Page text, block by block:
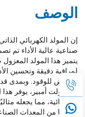
الوصف
إن المولد الكهربائي
صناعية عالية الأداء تم
يتميز هذا المولد
لمراقبة دقيقة وتحسين
كيلوفولت أمبير، يوفر
الكهربائية، مما يجعله
وغيرها من المعدات